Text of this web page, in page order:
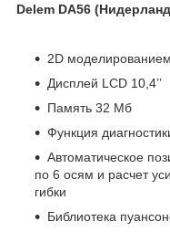
Delem DA56
2D
Дисплей LCD 10,4’’
Память 32 Мб
Функция
Автоматическое
по 6 осям и расчет
гибки
Библиотека